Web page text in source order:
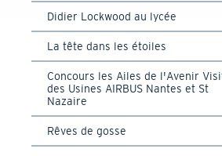
Didier Lockwood au lycée
La tête dans les étoiles
Concours les Ailes de l'Avenir
des Usines AIRBUS Nantes et St
Nazaire
Rêves de gosse